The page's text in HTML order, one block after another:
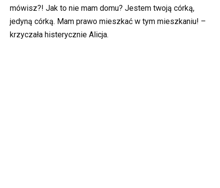
mówisz?! Jak to nie mam domu? Jestem twoją córką,
jedyną córką. Mam prawo mieszkać w tym mieszkaniu! –
krzyczała histerycznie Alicja.